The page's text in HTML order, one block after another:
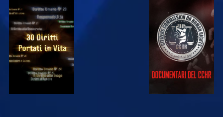
GUARDA GUARDA